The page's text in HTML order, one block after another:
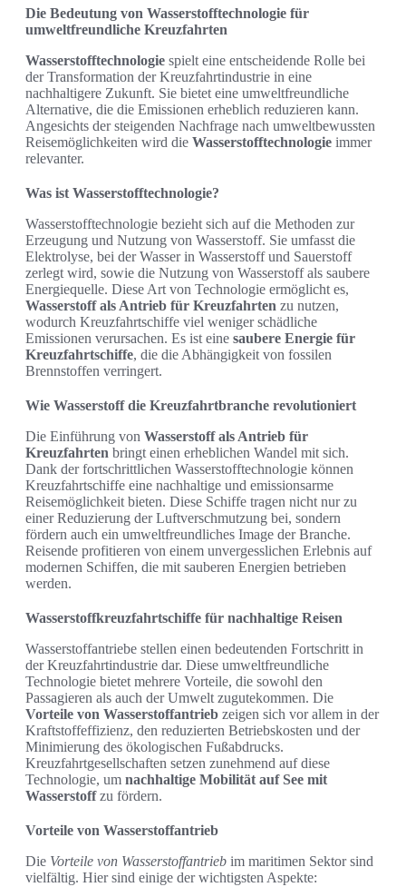
Die Bedeutung von Wasserstofftechnologie für
umweltfreundliche Kreuzfahrten
Wasserstofftechnologie spielt eine entscheidende Rolle bei
der Transformation der Kreuzfahrtindustrie in eine
nachhaltigere Zukunft. Sie bietet eine umweltfreundliche
Alternative, die die Emissionen erheblich reduzieren kann.
Angesichts der steigenden Nachfrage nach umweltbewussten
Reisemöglichkeiten wird die Wasserstofftechnologie immer
relevanter.
Was ist Wasserstofftechnologie?
Wasserstofftechnologie bezieht sich auf die Methoden zur
Erzeugung und Nutzung von Wasserstoff. Sie umfasst die
Elektrolyse, bei der Wasser in Wasserstoff und Sauerstoff
zerlegt wird, sowie die Nutzung von Wasserstoff als saubere
Energiequelle. Diese Art von Technologie ermöglicht es,
Wasserstoff als Antrieb für Kreuzfahrten zu nutzen,
wodurch Kreuzfahrtschiffe viel weniger schädliche
Emissionen verursachen. Es ist eine saubere Energie für
Kreuzfahrtschiffe, die die Abhängigkeit von fossilen
Brennstoffen verringert.
Wie Wasserstoff die Kreuzfahrtbranche revolutioniert
Die Einführung von Wasserstoff als Antrieb für
Kreuzfahrten bringt einen erheblichen Wandel mit sich.
Dank der fortschrittlichen Wasserstofftechnologie können
Kreuzfahrtschiffe eine nachhaltige und emissionsarme
Reisemöglichkeit bieten. Diese Schiffe tragen nicht nur zu
einer Reduzierung der Luftverschmutzung bei, sondern
fördern auch ein umweltfreundliches Image der Branche.
Reisende profitieren von einem unvergesslichen Erlebnis auf
modernen Schiffen, die mit sauberen Energien betrieben
werden.
Wasserstoffkreuzfahrtschiffe für nachhaltige Reisen
Wasserstoffantriebe stellen einen bedeutenden Fortschritt in
der Kreuzfahrtindustrie dar. Diese umweltfreundliche
Technologie bietet mehrere Vorteile, die sowohl den
Passagieren als auch der Umwelt zugutekommen. Die
Vorteile von Wasserstoffantrieb zeigen sich vor allem in der
Kraftstoffeffizienz, den reduzierten Betriebskosten und der
Minimierung des ökologischen Fußabdrucks.
Kreuzfahrtgesellschaften setzen zunehmend auf diese
Technologie, um nachhaltige Mobilität auf See mit
Wasserstoffzu fördern.
Vorteile von Wasserstoffantrieb
Die Vorteile von Wasserstoffantrieb im maritimen Sektor sind
vielfältig. Hier sind einige der wichtigsten Aspekte: